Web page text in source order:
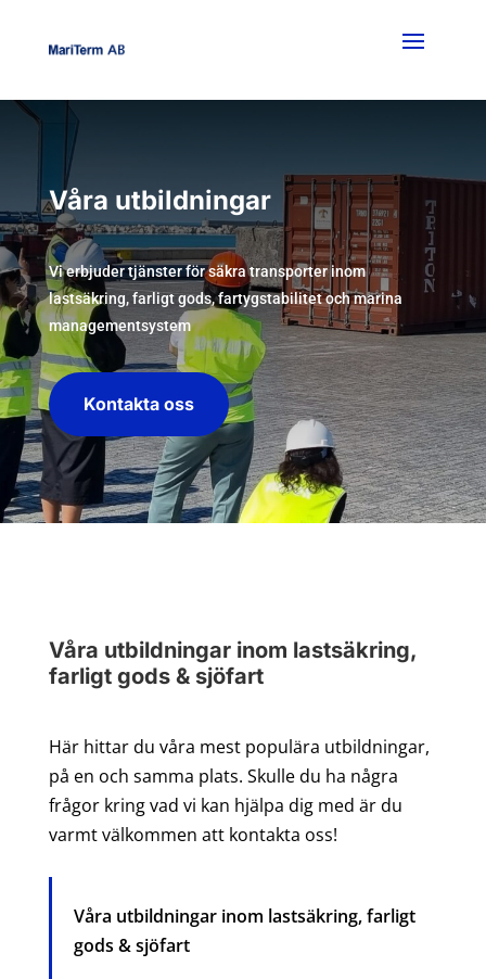
Våra utbildningar
Vi erbjuder tjänster för säkra transporter inom
lastsäkring, farligt gods, fartygstabilitet och marina
managementsystem
Kontakta oss
Våra utbildningar inom lastsäkring,
farligt gods & sjöfart
Här hittar du våra mest populära utbildningar,
på en och samma plats. Skulle du ha några
frågor kring vad vi kan hjälpa dig med är du
varmt välkommen att kontakta oss!
Våra utbildningar inom lastsäkring, farligt
gods & sjöfart